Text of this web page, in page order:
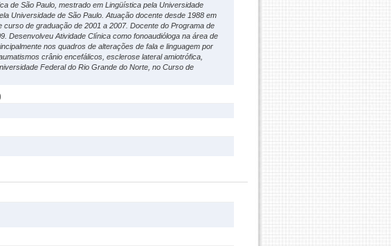
de São Paulo, mestrado em Lingüística pela Universidade
Universidade de São Paulo. Atuação docente desde 1988 em
de graduação de 2001 a 2007. Docente do Programa de
Desenvolveu Atividade Clínica como fonoaudióloga na área de
nos quadros de alterações de fala e linguagem por
crânio encefálicos, esclerose lateral amiotrófica,
Federal do Rio Grande do Norte, no Curso de